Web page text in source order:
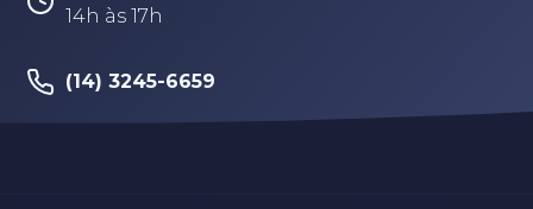
14h às 17h
(14) 3245-6659